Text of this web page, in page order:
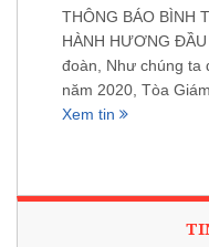
THÔNG BÁO BÌNH
HÀNH HƯƠNG
đoàn, Như chúng ta
năm 2020, Tòa
Xem tin